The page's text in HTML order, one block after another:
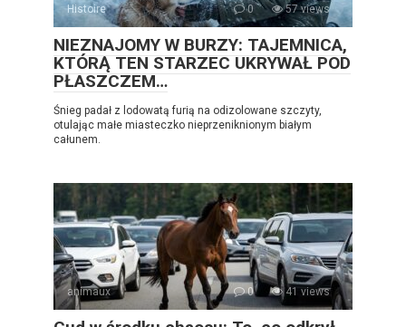
Histoire 0 57 views
NIEZNAJOMY W BURZY: TAJEMNICA,
KTÓRĄ TEN STARZEC UKRYWAŁ POD
PŁASZCZEM…
Śnieg padał z lodowatą furią na odizolowane szczyty,
otulając małe miasteczko nieprzeniknionym białym
całunem.
animaux 0 41 views